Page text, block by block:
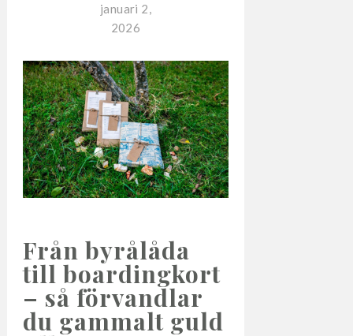
januari 2,
2026
Från byrålåda
till boardingkort
– så förvandlar
du gammalt guld